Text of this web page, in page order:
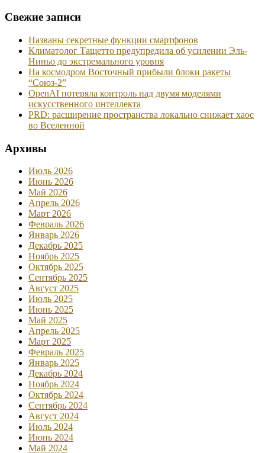
Свежие записи
Названы секретные функции смартфонов
Климатолог Тащетто предупредила об усилении Эль-
Ниньо до экстремального уровня
На космодром Восточный прибыли блоки ракеты
“Союз-2”
OpenAI потеряла контроль над двумя моделями
искусственного интеллекта
PRD: расширение пространства локально снижает хаос
во Вселенной
Архивы
Июль 2026
Июнь 2026
Май 2026
Апрель 2026
Март 2026
Февраль 2026
Январь 2026
Декабрь 2025
Ноябрь 2025
Октябрь 2025
Сентябрь 2025
Август 2025
Июль 2025
Июнь 2025
Май 2025
Апрель 2025
Март 2025
Февраль 2025
Январь 2025
Декабрь 2024
Ноябрь 2024
Октябрь 2024
Сентябрь 2024
Август 2024
Июль 2024
Июнь 2024
Май 2024